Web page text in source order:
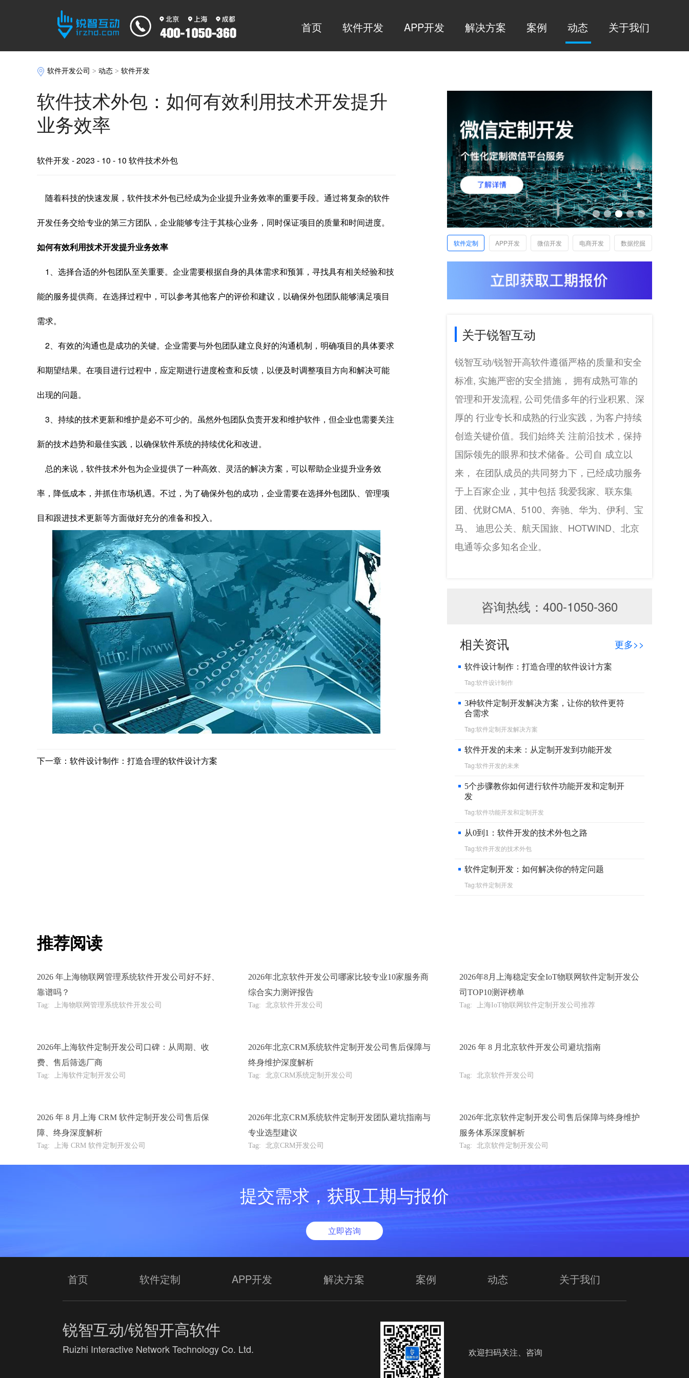
首页 软件开发 APP开发 解决方案 案例 动态 关于我们
软件开发公司 >动态 >软件开发
软件技术外包：如何有效利用技术开发提升
业务效率
软件开发- 2023 - 10 - 10 软件技术外包
随着科技的快速发展，软件技术外包已经成为企业提升业务效率的重要手段。通过将复杂的软件
开发任务交给专业的第三方团队，企业能够专注于其核心业务，同时保证项目的质量和时间进度。
如何有效利用技术开发提升业务效率
1、选择合适的外包团队至关重要。企业需要根据自身的具体需求和预算，寻找具有相关经验和技
能的服务提供商。在选择过程中，可以参考其他客户的评价和建议，以确保外包团队能够满足项目
需求。
2、有效的沟通也是成功的关键。企业需要与外包团队建立良好的沟通机制，明确项目的具体要求
和期望结果。在项目进行过程中，应定期进行进度检查和反馈，以便及时调整项目方向和解决可能
出现的问题。
3、持续的技术更新和维护是必不可少的。虽然外包团队负责开发和维护软件，但企业也需要关注
新的技术趋势和最佳实践，以确保软件系统的持续优化和改进。
总的来说，软件技术外包为企业提供了一种高效、灵活的解决方案，可以帮助企业提升业务效
率，降低成本，并抓住市场机遇。不过，为了确保外包的成功，企业需要在选择外包团队、管理项
目和跟进技术更新等方面做好充分的准备和投入。
下一章：软件设计制作：打造合理的软件设计方案
软件定制 APP开发 微信开发 电商开发 数据挖掘
关于锐智互动
锐智互动/锐智开高软件遵循严格的质量和安全
标准, 实施严密的安全措施， 拥有成熟可靠的
管理和开发流程, 公司凭借多年的行业积累、深
厚的 行业专长和成熟的行业实践，为客户持续
创造关键价值。我们始终关 注前沿技术，保持
国际领先的眼界和技术储备。公司自 成立以
来， 在团队成员的共同努力下，已经成功服务
于上百家企业，其中包括 我爱我家、联东集
团、优财CMA、5100、奔驰、华为、伊利、宝
马、 迪思公关、航天国旅、HOTWIND、北京
电通等众多知名企业。
咨询热线：400-1050-360
相关资讯 更多>>
软件设计制作：打造合理的软件设计方案
Tag:软件设计制作
3种软件定制开发解决方案，让你的软件更符
合需求
Tag:软件定制开发解决方案
软件开发的未来：从定制开发到功能开发
Tag:软件开发的未来
5个步骤教你如何进行软件功能开发和定制开
发
Tag:软件功能开发和定制开发
从0到1：软件开发的技术外包之路
Tag:软件开发的技术外包
软件定制开发：如何解决你的特定问题
Tag:软件定制开发
推荐阅读
2026 年上海物联网管理系统软件开发公司好不好、
靠谱吗？
Tag: 上海物联网管理系统软件开发公司
2026年北京软件开发公司哪家比较专业10家服务商
综合实力测评报告
Tag: 北京软件开发公司
2026年8月上海稳定安全IoT物联网软件定制开发公
司TOP10测评榜单
Tag: 上海IoT物联网软件定制开发公司推荐
2026年上海软件定制开发公司口碑：从周期、收
费、售后筛选厂商
Tag: 上海软件定制开发公司
2026年北京CRM系统软件定制开发公司售后保障与
终身维护深度解析
Tag: 北京CRM系统定制开发公司
2026 年 8 月北京软件开发公司避坑指南
Tag: 北京软件开发公司
2026 年 8 月上海 CRM 软件定制开发公司售后保
障、终身深度解析
Tag: 上海 CRM 软件定制开发公司
2026年北京CRM系统软件定制开发团队避坑指南与
专业选型建议
Tag: 北京CRM开发公司
2026年北京软件定制开发公司售后保障与终身维护
服务体系深度解析
Tag: 北京软件定制开发公司
提交需求，获取工期与报价
立即咨询
首页 软件定制 APP开发 解决方案 案例 动态 关于我们
锐智互动/锐智开高软件
Ruizhi Interactive Network Technology Co. Ltd. 欢迎扫码关注、咨询